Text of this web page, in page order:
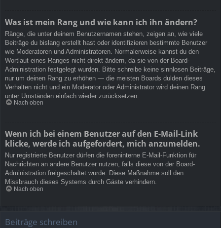
Was ist mein Rang und wie kann ich ihn ändern?
Ränge, die unter deinem Benutzernamen stehen, zeigen an, wie viele
Beiträge du bislang erstellt hast oder identifizieren bestimmte Benutzer
wie Moderatoren und Administratoren. Normalerweise kannst du den
Wortlaut eines Ranges nicht direkt ändern, da sie von der Board-
Administration festgelegt wurden. Bitte schreibe keine sinnlosen Beiträge,
nur um deinen Rang zu erhöhen — die meisten Boards dulden dieses
Verhalten nicht und ein Moderator oder Administrator wird deinen Rang
unter Umständen einfach wieder zurücksetzen.
Nach oben
Wenn ich bei einem Benutzer auf den E-Mail-Link
klicke, werde ich aufgefordert, mich anzumelden.
Nur registrierte Benutzer dürfen die foreninterne E-Mail-Funktion für
Nachrichten an andere Benutzer nutzen, falls diese von der Board-
Administration freigeschaltet wurde. Diese Maßnahme soll den
Missbrauch dieses Systems durch Gäste verhindern.
Nach oben
Beiträge schreiben